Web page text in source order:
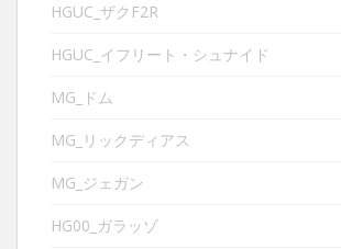
HGUC_ザクF2R
HGUC_イフリート・シュナイド
MG_ドム
MG_リックディアス
MG_ジェガン
HG00_ガラッゾ